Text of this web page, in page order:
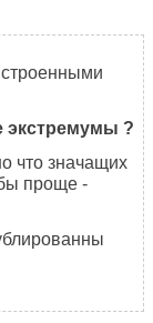
экстремумы ?
что значащих
проще -